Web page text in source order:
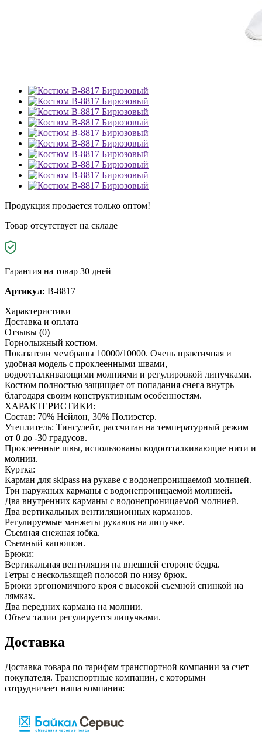
Продукция продается только оптом!
Товар отсутствует на складе
Гарантия на товар 30 дней
Артикул: B-8817
Характеристики
Доставка и оплата
Отзывы (0)
Горнолыжный костюм.
Показатели мембраны 10000/10000. Очень практичная и
удобная модель с проклеенными швами,
водоотталкивающими молниями и регулировкой липучками.
Костюм полностью защищает от попадания снега внутрь
благодаря своим конструктивным особенностям.
ХАРАКТЕРИСТИКИ:
Состав: 70% Нейлон, 30% Полиэстер.
Утеплитель: Тинсулейт, рассчитан на температурный режим
от 0 до -30 градусов.
Проклеенные швы, использованы водоотталкивающие нити и
молнии.
Куртка:
Карман для skipass на рукаве с водонепроницаемой молнией.
Три наружных карманы с водонепроницаемой молнией.
Два внутренних карманы с водонепроницаемой молнией.
Два вертикальных вентиляционных карманов.
Регулируемые манжеты рукавов на липучке.
Съемная снежная юбка.
Съемный капюшон.
Брюки:
Вертикальная вентиляция на внешней стороне бедра.
Гетры с нескользящей полосой по низу брюк.
Брюки эргономичного кроя с высокой съемной спинкой на
лямках.
Два передних кармана на молнии.
Объем талии регулируется липучками.
Доставка
Доставка товара по тарифам транспортной компании за счет
покупателя. Транспортные компании, с которыми
сотрудничает наша компания: